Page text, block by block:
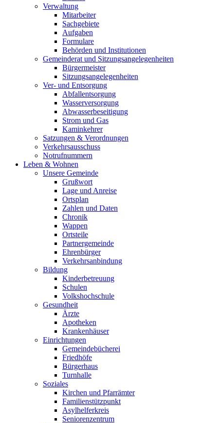
Verwaltung
Mitarbeiter
Sachgebiete
Aufgaben
Formulare
Behörden und Institutionen
Gemeinderat und Sitzungsangelegenheiten
Bürgermeister
Sitzungsangelegenheiten
Ver- und Entsorgung
Abfallentsorgung
Wasserversorgung
Abwasserbeseitigung
Strom und Gas
Kaminkehrer
Satzungen & Verordnungen
Verkehrsausschuss
Notrufnummern
Leben & Wohnen
Unsere Gemeinde
Grußwort
Lage und Anreise
Ortsplan
Zahlen und Daten
Chronik
Wappen
Ortsteile
Partnergemeinde
Ehrenbürger
Verkehrsanbindung
Bildung
Kinderbetreuung
Schulen
Volkshochschule
Gesundheit
Ärzte
Apotheken
Krankenhäuser
Einrichtungen
Gemeindebücherei
Friedhöfe
Bürgerhaus
Turnhalle
Soziales
Kirchen und Pfarrämter
Familienstützpunkt
Asylhelferkreis
Seniorenzentrum